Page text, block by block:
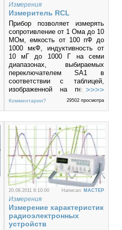
заземлен R1), 0,5 A (R2) или
100 мА (R3), при котором на
самой микросхеме
выделяется мощность
соответственно 10 Вт, 5 Вт
или 1 Вт.
Измерения
Измеритель RCL
Прибор позволяет измерять
сопротивление от 1 Ома до 10
МОм, емкость от 100 пФ до
1000 мкФ, индуктивность от
10 мГ до 1000 Г на семи
диапазонах, выбираемых
переключателем SA1 в
соответствии с таблицей,
изображенной на передней
панели.
Комментарии? 29502 просмотра
20.08.2011 8:10:00 Написал: MACTEP
Измерения
Измерение характеристик
радиоэлектронных
устройств